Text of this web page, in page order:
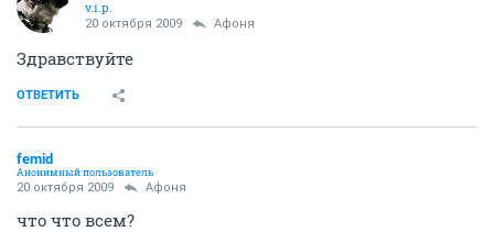
v.i.p.
20 октября 2009 Aфоня
Здравствуйте
ОТВЕТИТЬ
femid
Анонимный пользователь
20 октября 2009 Aфоня
что что всем?